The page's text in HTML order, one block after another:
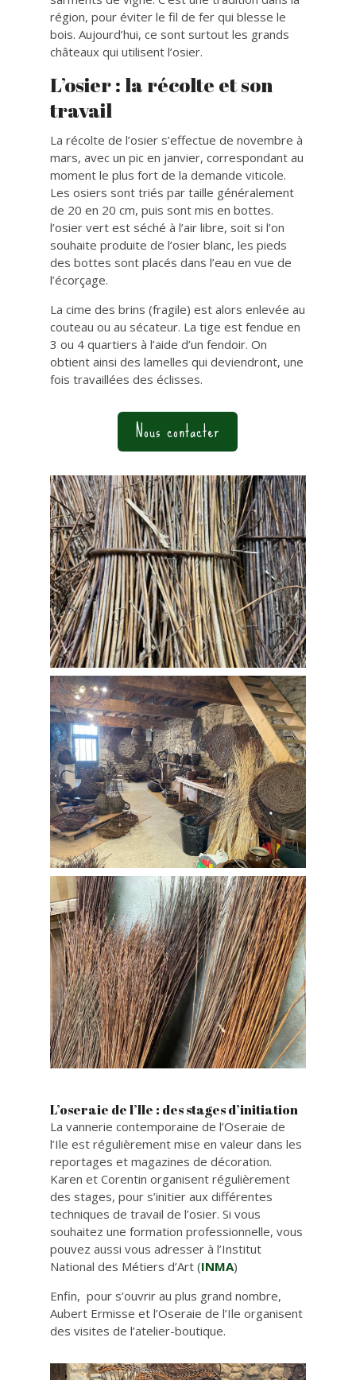
région, pour éviter le fil de fer qui blesse le
bois. Aujourd’hui, ce sont surtout les grands
châteaux qui utilisent l’osier.
L’osier : la récolte et son
travail
La récolte de l’osier s’effectue de novembre à
mars, avec un pic en janvier, correspondant au
moment le plus fort de la demande viticole.
Les osiers sont triés par taille généralement
de 20 en 20 cm, puis sont mis en bottes.
l’osier vert est séché à l’air libre, soit si l’on
souhaite produite de l’osier blanc, les pieds
des bottes sont placés dans l’eau en vue de
l’écorçage.
La cime des brins (fragile) est alors enlevée au
couteau ou au sécateur. La tige est fendue en
3 ou 4 quartiers à l’aide d’un fendoir. On
obtient ainsi des lamelles qui deviendront, une
fois travaillées des éclisses.
Nous contacter
L’oseraie de l’Ile : des stages d’initiation
La vannerie contemporaine de l’Oseraie de
l’Ile est régulièrement mise en valeur dans les
reportages et magazines de décoration.
Karen et Corentin organisent régulièrement
des stages, pour s’initier aux différentes
techniques de travail de l’osier. Si vous
souhaitez une formation professionnelle, vous
pouvez aussi vous adresser à l’Institut
National des Métiers d’Art (INMA)
Enfin, pour s’ouvrir au plus grand nombre,
Aubert Ermisse et l’Oseraie de l’Ile organisent
des visites de l’atelier-boutique.